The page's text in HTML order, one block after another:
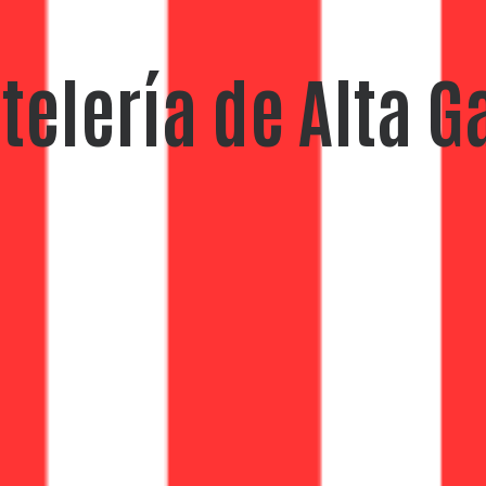
de Alta